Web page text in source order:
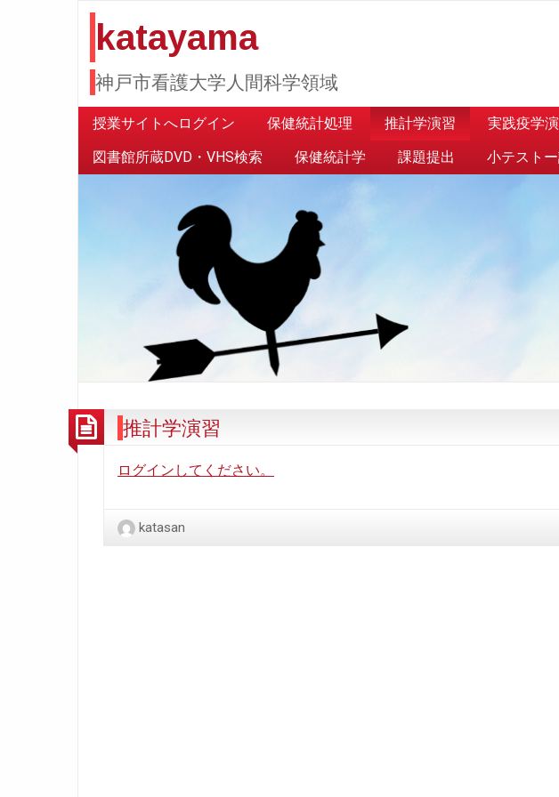
katayama
神戸市看護大学人間科学領域
授業サイトへログイン 保健統計処理 推計学演習 実践疫学
図書館所蔵DVD・VHS検索 保健統計学 課題提出 小テスト
推計学演習
ログインしてください。
katasan